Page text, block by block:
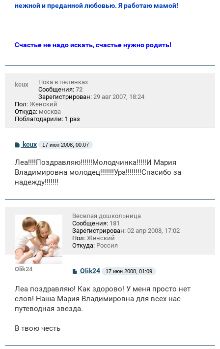
нежной и преданной любовью. Я работаю мамой!
Счастье не надо искать, счастье нужно родить!
kcux
Пока в пеленках
Сообщения: 72
Зарегистрирован: 29 авг 2007, 18:24
Пол: Женский
Откуда: москва
Поблагодарили: 1 раз
С
о
б
щ
н
е
kcux 17 июн 2008, 00:07
Леа!!!!Поздравляю!!!!!!Молодчинка!!!!!И Мария
Владимировна молодец!!!!!!!Ура!!!!!!!!Спасибо за
надежду!!!!!!!
Olik24
Веселая дошкольница
Сообщения: 181
Зарегистрирован: 02 апр 2008, 17:02
Пол: Женский
Откуда: Россия
С
о
б
щ
н
Olik24 17 июн 2008, 01:09
Леа поздравляю! Как здорово! У меня просто нет
слов! Наша Мария Владимировна для всех нас
путеводная звезда.
В твою честь